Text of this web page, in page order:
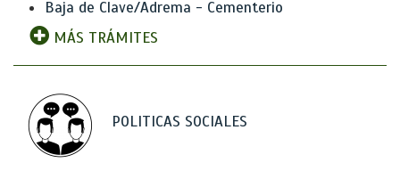
Baja de Clave/Adrema - Cementerio
MÁS TRÁMITES
POLITICAS SOCIALES